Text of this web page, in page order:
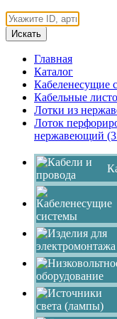
Искать
Главная
Каталог
Кабеленесущие
Кабельные
Лотки из
Лоток
нержавеющий